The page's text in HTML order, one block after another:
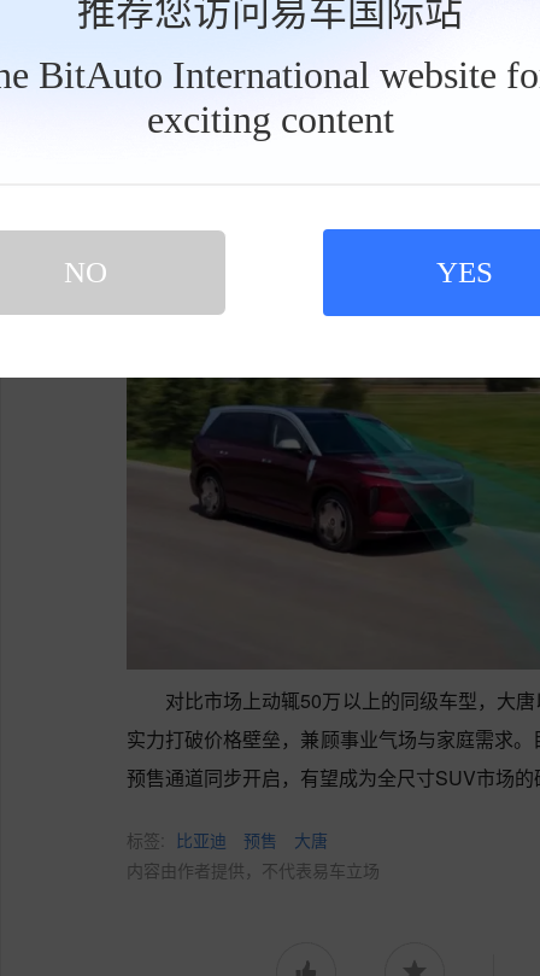
推荐您访问易车国际站
BitAuto International website
exciting content
NO YES
合道路预瞄功能，大幅提升操控与乘坐质感，
智能配置上，全系标配天神之眼5.0，支持
对比市场上动辄50万以上的同级车型，大
实力打破价格壁垒，兼顾事业气场与家庭需求
预售通道同步开启，有望成为全尺寸SUV市场
标签: 比亚迪 预售
大唐
内容由作者提供，不代表易车立场